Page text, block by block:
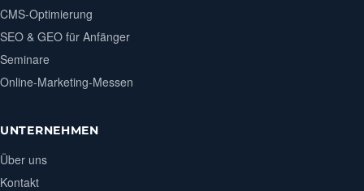
CMS-Optimierung
SEO & GEO für Anfänger
Seminare
Online-Marketing-Messen
UNTERNEHMEN
Über uns
Kontakt